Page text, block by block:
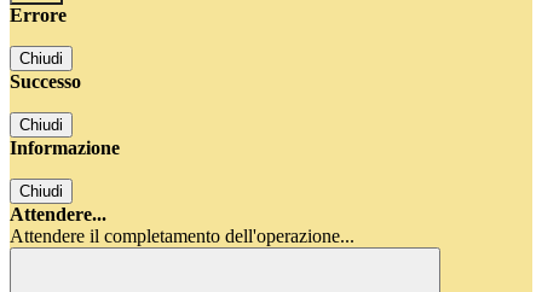
Errore
Chiudi
Successo
Chiudi
Informazione
Chiudi
Attendere...
Attendere il completamento dell'operazione...